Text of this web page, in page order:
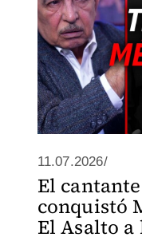
11.07.2026/
El
conquistó
El Asalto a